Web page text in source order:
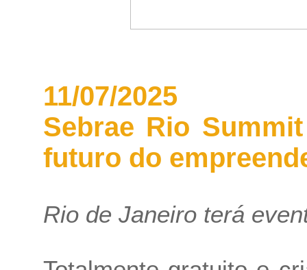
11/07/2025
Sebrae Rio
futuro do
Rio de Janeiro terá